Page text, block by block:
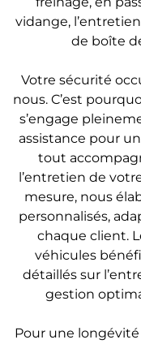
vidange,
de boîte
Votre sécurité
nous. C’est
s’engage
assistance pour
tout
l’entretien de
mesure, nous
personnalisés,
chaque client.
véhicules
détaillés sur
gestion
Pour une